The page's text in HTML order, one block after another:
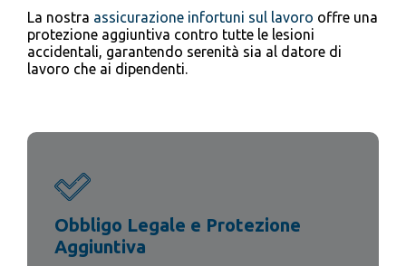
La nostra assicurazione infortuni sul lavoro offre una
protezione aggiuntiva contro tutte le lesioni
accidentali, garantendo serenità sia al datore di
lavoro che ai dipendenti.
Obbligo Legale e Protezione
Aggiuntiva